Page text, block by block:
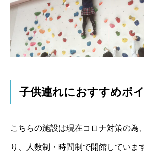
子供連れにおすすめポ
こちらの施設は現在コロナ対策の為
り、人数制・時間制で開館していま